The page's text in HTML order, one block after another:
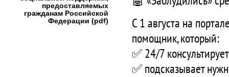
С 1 августа на
помощник, который:
✅ 24/7
✅ подсказывает
предоставляемых
гражданам Российской
Федерации (pdf)